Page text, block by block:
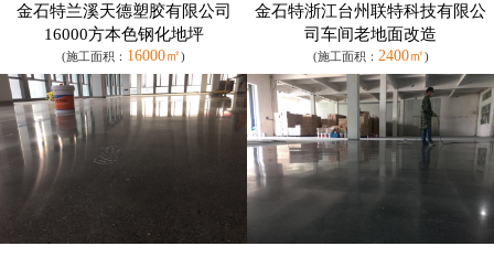
金石特兰溪天德塑胶有限公司
16000方本色钢化地坪
(施工面积： 16000㎡)
金石特浙江台州联特科技有限公
司车间老地面改造
(施工面积： 2400㎡)